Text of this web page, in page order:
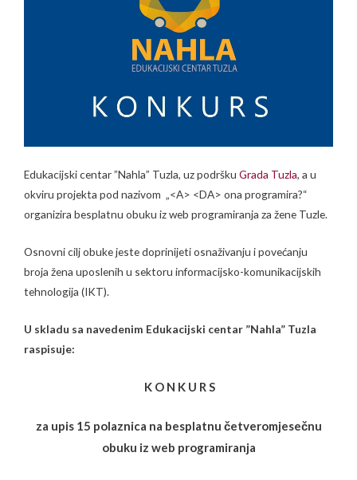
Edukacijski centar ”Nahla” Tuzla, uz podršku Grada Tuzla, a u
okviru projekta pod nazivom „<A> <DA> ona programira?“
organizira besplatnu obuku iz web programiranja za žene Tuzle.
Osnovni cilj obuke jeste doprinijeti osnaživanju i povećanju
broja žena uposlenih u sektoru informacijsko-komunikacijskih
tehnologija (IKT).
U skladu sa navedenim Edukacijski centar ”Nahla” Tuzla
raspisuje:
K O N K U R S
za upis 15 polaznica na besplatnu četveromjesečnu
obuku iz web programiranja